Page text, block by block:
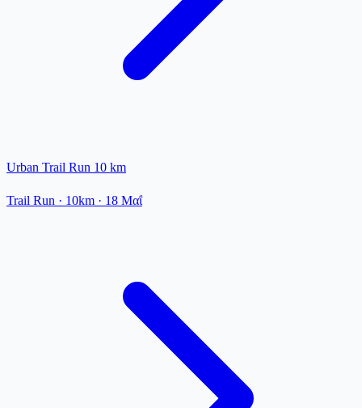
Urban Trail Run 10 km
Trail Run · 10km · 18 Μαΐ